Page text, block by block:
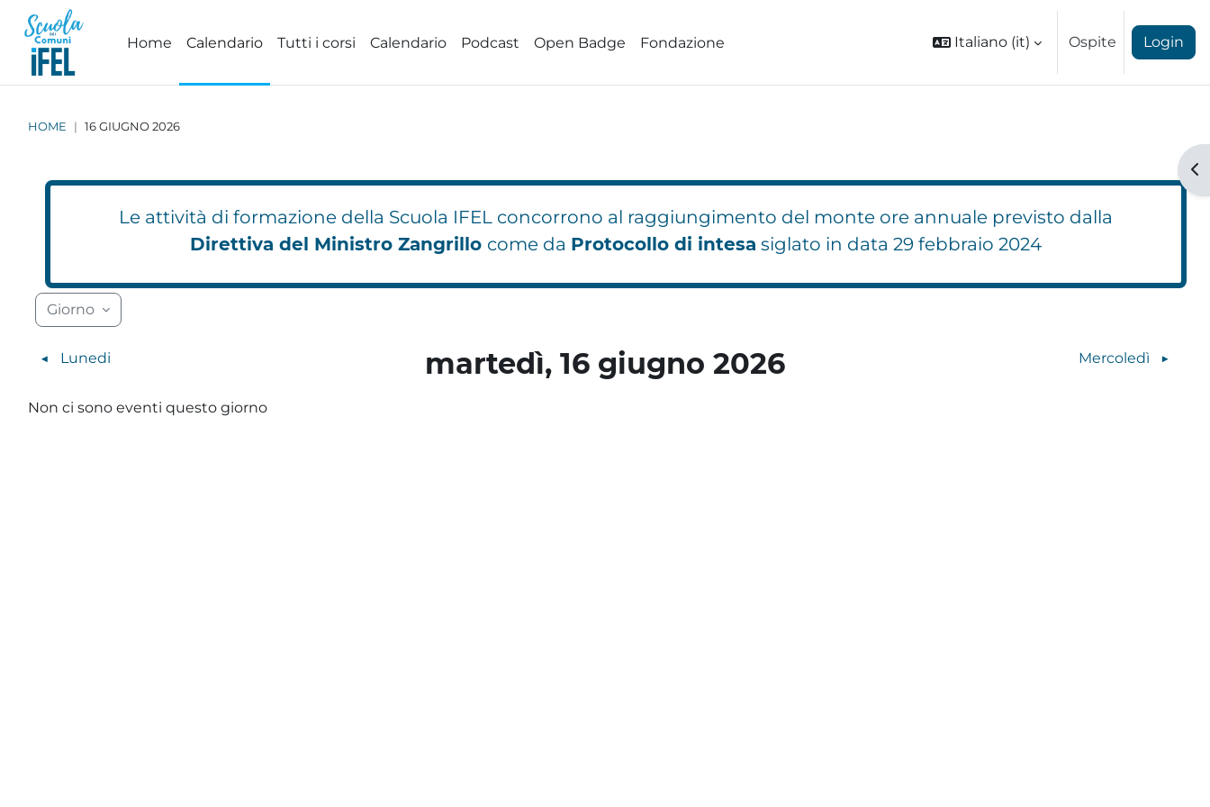
Vai al contenuto principale
Home
Calendario Tutti i corsi Calendario Podcast Open Badge Fondazione Italiano ‎(it)‎ Ospite Login
HOME 16 GIUGNO 2026
Le attività di formazione della Scuola IFEL concorrono al raggiungimento del monte ore annuale previsto dalla
Direttiva del Ministro Zangrillo come da Protocollo di intesa siglato in data 29 febbraio 2024
Blocchi
Blocchi
Blocchi
Blocchi
Blocchi
Blocchi
Blocchi
Blocchi
Blocchi
Blocchi
Blocchi
Blocchi
Giorno
◀︎ Lunedi martedì, 16 giugno 2026 Mercoledì ▶︎
Non ci sono eventi questo giorno